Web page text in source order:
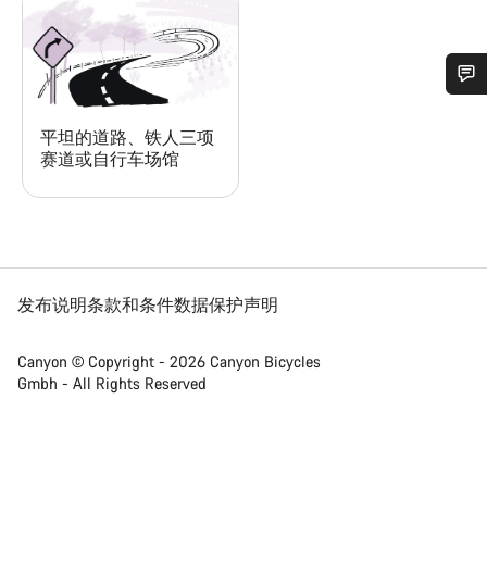
平坦的道路、铁人三项
赛道或自行车场馆
发布说明条款和条件数据保护声明
Canyon © Copyright - 2026 Canyon Bicycles
Gmbh - All Rights Reserved
您需要帮助吗？
我们的客户支持专家正在等待为您答疑解惑。
关闭